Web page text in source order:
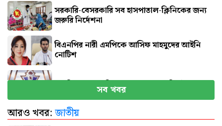
সরকারি-বেসরকারি সব হাসপাতাল-ক্লিনিকের জন্য
জরুরি নির্দেশনা
বিএনপির নারী এমপিকে আসিফ মাহমুদের আইনি
নোটিশ
সব বিমানবন্দরে নিরাপত্তা জোরদারের নির্দেশ
এসএসসি পরীক্ষার ফল প্রকাশের তারিখ ঘোষণা
সব খবর
আরও খবর:জাতীয়